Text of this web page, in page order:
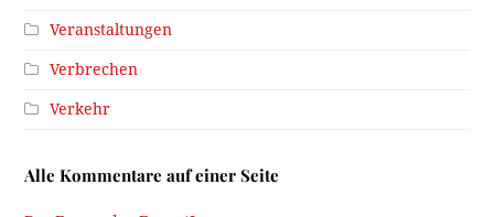
Veranstaltungen
Verbrechen
Verkehr
Alle Kommentare auf einer Seite